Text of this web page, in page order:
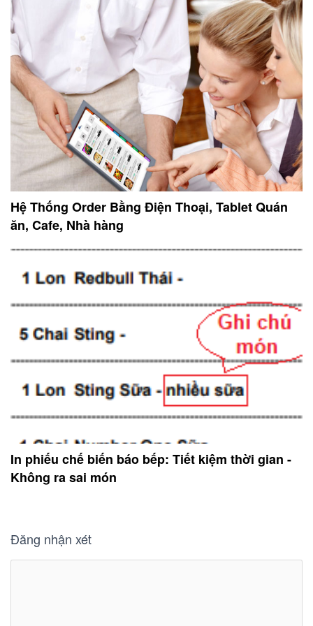
Hệ Thống Order Bằng Điện Thoại, Tablet Quán
ăn, Cafe, Nhà hàng
In phiếu chế biến báo bếp: Tiết kiệm thời gian -
Không ra sai món
Đăng nhận xét